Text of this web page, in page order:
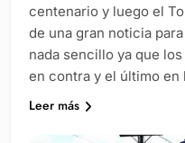
centenario y luego el
de una gran noticia
nada sencillo ya que
en contra y el último
Leer más